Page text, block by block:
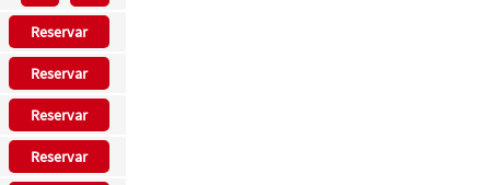
Reservar
Reservar
Reservar
Reservar